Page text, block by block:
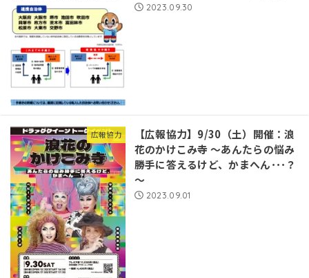
2023.09.30
広報協力
【広報協力】9/30（土）開催：浪
花のかけこみ寺 ～あんたらの悩み
勝手に答えるけど、かまへん･･･？
～
2023.09.01